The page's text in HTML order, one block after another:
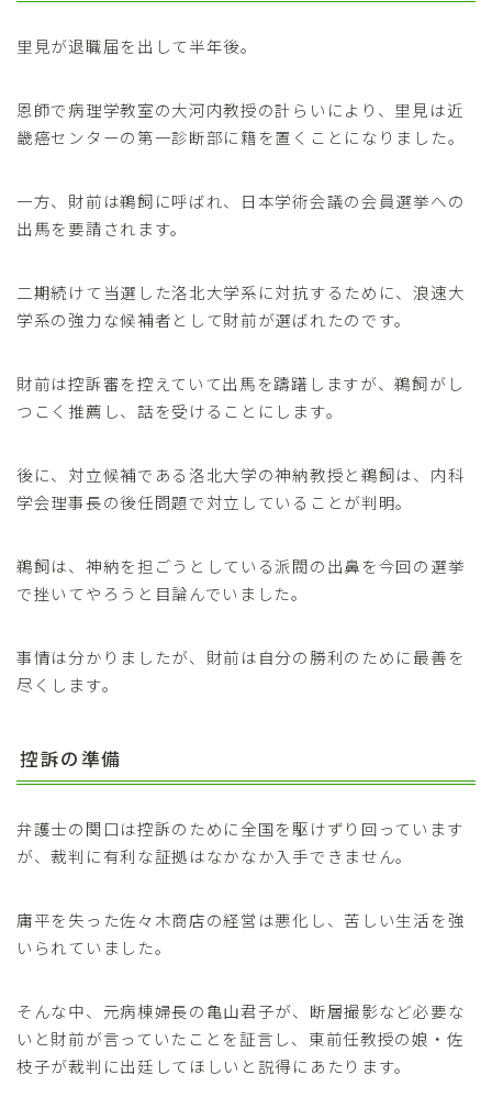
里見が退職届を出して半年後。
恩師で病理学教室の大河内教授の計らいにより、里見は近
畿癌センターの第一診断部に籍を置くことになりました。
一方、財前は鵜飼に呼ばれ、日本学術会議の会員選挙への
出馬を要請されます。
二期続けて当選した洛北大学系に対抗するために、浪速大
学系の強力な候補者として財前が選ばれたのです。
財前は控訴審を控えていて出馬を躊躇しますが、鵜飼がし
つこく推薦し、話を受けることにします。
後に、対立候補である洛北大学の神納教授と鵜飼は、内科
学会理事長の後任問題で対立していることが判明。
鵜飼は、神納を担ごうとしている派閥の出鼻を今回の選挙
で挫いてやろうと目論んでいました。
事情は分かりましたが、財前は自分の勝利のために最善を
尽くします。
控訴の準備
弁護士の関口は控訴のために全国を駆けずり回っています
が、裁判に有利な証拠はなかなか入手できません。
庸平を失った佐々木商店の経営は悪化し、苦しい生活を強
いられていました。
そんな中、元病棟婦長の亀山君子が、断層撮影など必要な
いと財前が言っていたことを証言し、東前任教授の娘・佐
枝子が裁判に出廷してほしいと説得にあたります。